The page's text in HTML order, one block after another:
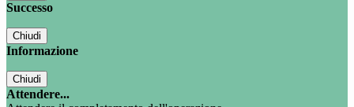
Successo
Chiudi
Informazione
Chiudi
Attendere...